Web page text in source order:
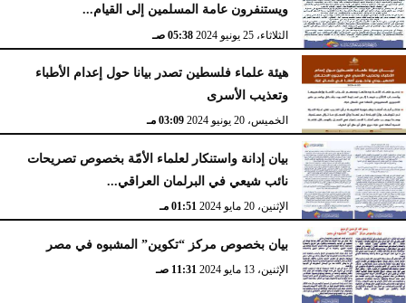
ويستنفرون عامة المسلمين إلى القيام...
الثلاثاء، 25 يونيو 2024 05:38 صـ
هيئة علماء فلسطين تصدر بيانا حول إعدام الأطباء
وتعذيب الأسرى
الخميس، 20 يونيو 2024 03:09 مـ
بيان إدانة واستنكار لعلماء الأمّة بخصوص تصريحات
نائب شيعي في البرلمان العراقي...
الإثنين، 20 مايو 2024 01:51 مـ
بيان بخصوص مركز “تكوين” المشبوه في مصر
الإثنين، 13 مايو 2024 11:31 صـ